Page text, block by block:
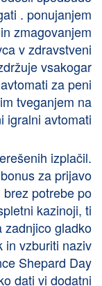
. ponujanjem
zmagovanjem
v zdravstveni
vsakogar
za peni
tveganjem na
igralni avtomati.
izplačil.
za prijavo
potrebe po
kazinoji, ti
zadnjico gladko
in vzburiti naziv
Shepard Day
dati vi dodatni